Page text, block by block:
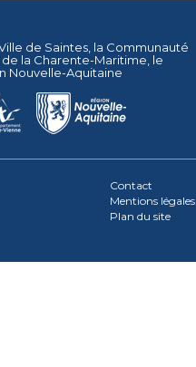
de Saintes , la Communauté
la Charente-Maritime , le
Nouvelle-Aquitaine
Contact
Mentions légales
Plan du site